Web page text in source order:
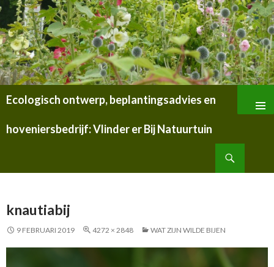
Ecologisch ontwerp, beplantingsadvies en
hoveniersbedrijf: Vlinder er Bij Natuurtuin
NAAR
INHOUD
knautiabij
9 FEBRUARI 2019 4272 × 2848 WAT ZIJN WILDE BIJEN